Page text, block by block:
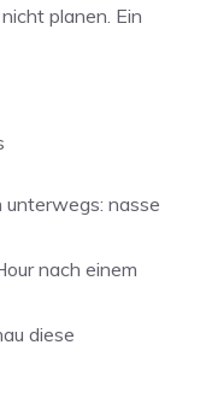
planen. Ein
nasse
nach einem
diese